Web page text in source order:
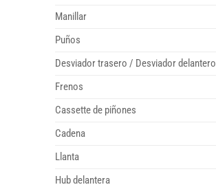
Manillar
Puños
Desviador trasero / Desviador delantero
Frenos
Cassette de piñones
Cadena
Llanta
Hub delantera